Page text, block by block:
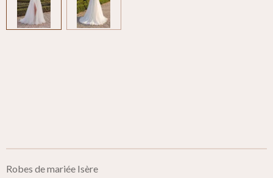
Robes de mariée Isère